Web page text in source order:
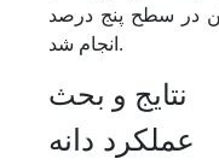
ﺩﺭ ﺳﻄﺢ پنج درصد
انجام شد.
نتایج و بحث
عملکرد دانه